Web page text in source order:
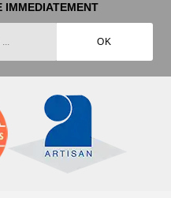
IMMEDIATEMENT